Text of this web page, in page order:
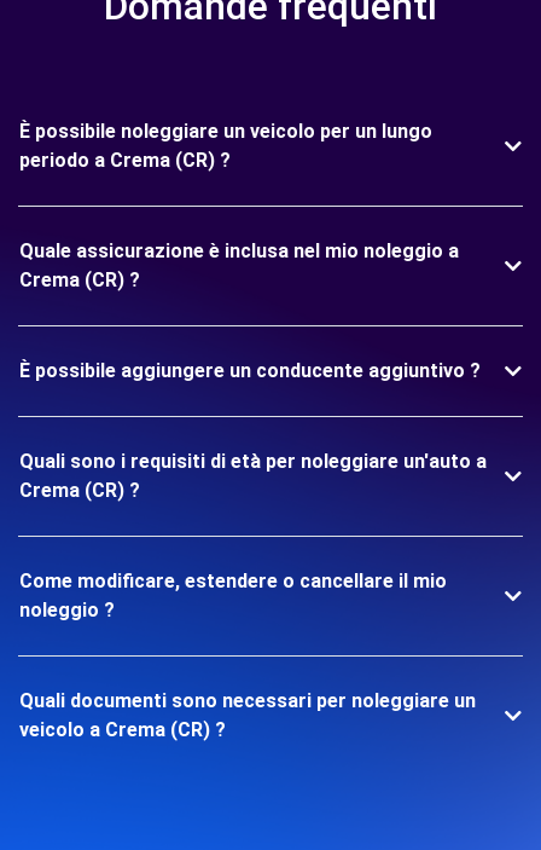
È possibile noleggiare un veicolo per un lungo
periodo a Crema (CR) ?
Quale assicurazione è inclusa nel mio noleggio a
Crema (CR) ?
È possibile aggiungere un conducente aggiuntivo ?
Quali sono i requisiti di età per noleggiare un'auto a
Crema (CR) ?
Come modificare, estendere o cancellare il mio
noleggio ?
Quali documenti sono necessari per noleggiare un
veicolo a Crema (CR) ?